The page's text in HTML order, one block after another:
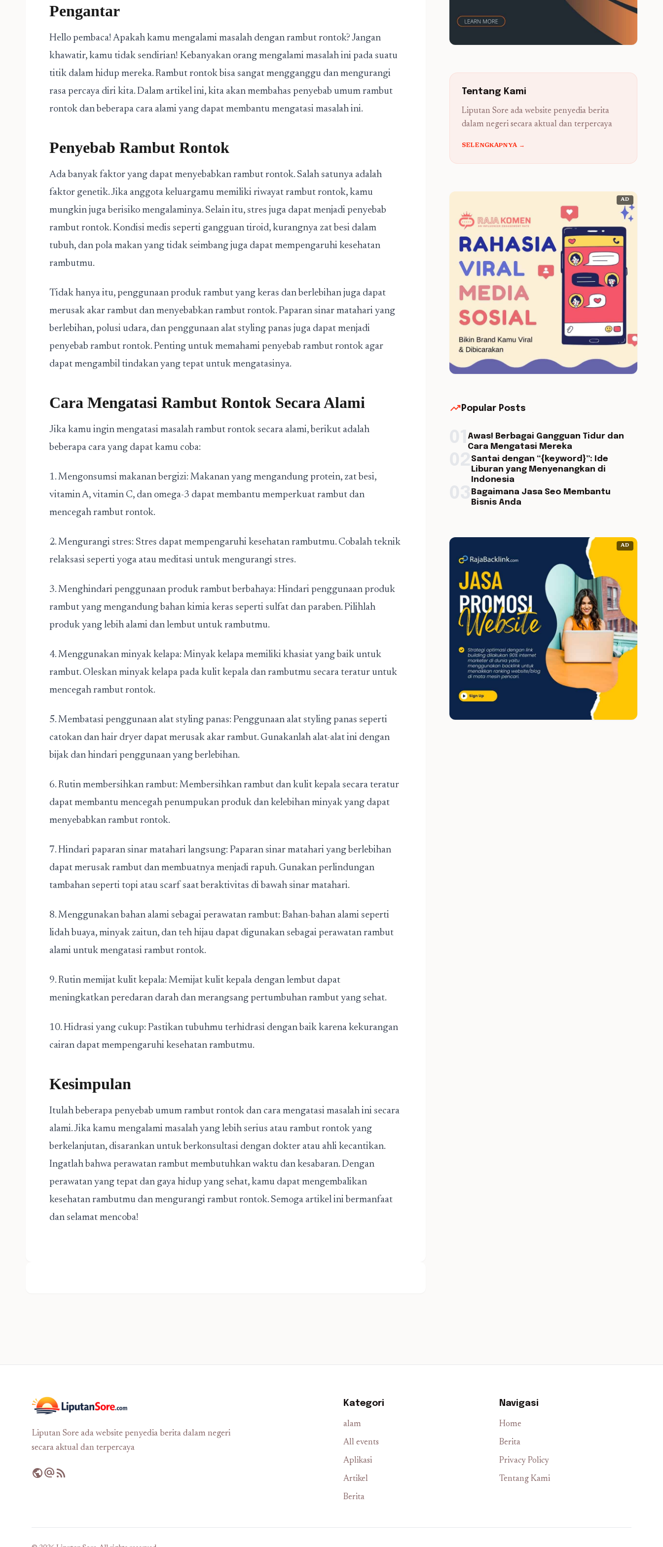
Pengantar
Hello pembaca! Apakah kamu mengalami masalah dengan rambut rontok? Jangan
khawatir, kamu tidak sendirian! Kebanyakan orang mengalami masalah ini pada suatu
titik dalam hidup mereka. Rambut rontok bisa sangat mengganggu dan mengurangi
rasa percaya diri kita. Dalam artikel ini, kita akan membahas penyebab umum rambut
rontok dan beberapa cara alami yang dapat membantu mengatasi masalah ini.
Penyebab Rambut Rontok
Ada banyak faktor yang dapat menyebabkan rambut rontok. Salah satunya adalah
faktor genetik. Jika anggota keluargamu memiliki riwayat rambut rontok, kamu
mungkin juga berisiko mengalaminya. Selain itu, stres juga dapat menjadi penyebab
rambut rontok. Kondisi medis seperti gangguan tiroid, kurangnya zat besi dalam
tubuh, dan pola makan yang tidak seimbang juga dapat mempengaruhi kesehatan
rambutmu.
Tidak hanya itu, penggunaan produk rambut yang keras dan berlebihan juga dapat
merusak akar rambut dan menyebabkan rambut rontok. Paparan sinar matahari yang
berlebihan, polusi udara, dan penggunaan alat styling panas juga dapat menjadi
penyebab rambut rontok. Penting untuk memahami penyebab rambut rontok agar
dapat mengambil tindakan yang tepat untuk mengatasinya.
Cara Mengatasi Rambut Rontok Secara Alami
Jika kamu ingin mengatasi masalah rambut rontok secara alami, berikut adalah
beberapa cara yang dapat kamu coba:
1. Mengonsumsi makanan bergizi: Makanan yang mengandung protein, zat besi,
vitamin A, vitamin C, dan omega-3 dapat membantu memperkuat rambut dan
mencegah rambut rontok.
2. Mengurangi stres: Stres dapat mempengaruhi kesehatan rambutmu. Cobalah teknik
relaksasi seperti yoga atau meditasi untuk mengurangi stres.
3. Menghindari penggunaan produk rambut berbahaya: Hindari penggunaan produk
rambut yang mengandung bahan kimia keras seperti sulfat dan paraben. Pilihlah
produk yang lebih alami dan lembut untuk rambutmu.
4. Menggunakan minyak kelapa: Minyak kelapa memiliki khasiat yang baik untuk
rambut. Oleskan minyak kelapa pada kulit kepala dan rambutmu secara teratur untuk
mencegah rambut rontok.
5. Membatasi penggunaan alat styling panas: Penggunaan alat styling panas seperti
catokan dan hair dryer dapat merusak akar rambut. Gunakanlah alat-alat ini dengan
bijak dan hindari penggunaan yang berlebihan.
6. Rutin membersihkan rambut: Membersihkan rambut dan kulit kepala secara teratur
dapat membantu mencegah penumpukan produk dan kelebihan minyak yang dapat
menyebabkan rambut rontok.
7. Hindari paparan sinar matahari langsung: Paparan sinar matahari yang berlebihan
dapat merusak rambut dan membuatnya menjadi rapuh. Gunakan perlindungan
tambahan seperti topi atau scarf saat beraktivitas di bawah sinar matahari.
8. Menggunakan bahan alami sebagai perawatan rambut: Bahan-bahan alami seperti
lidah buaya, minyak zaitun, dan teh hijau dapat digunakan sebagai perawatan rambut
alami untuk mengatasi rambut rontok.
9. Rutin memijat kulit kepala: Memijat kulit kepala dengan lembut dapat
meningkatkan peredaran darah dan merangsang pertumbuhan rambut yang sehat.
10. Hidrasi yang cukup: Pastikan tubuhmu terhidrasi dengan baik karena kekurangan
cairan dapat mempengaruhi kesehatan rambutmu.
Kesimpulan
Itulah beberapa penyebab umum rambut rontok dan cara mengatasi masalah ini secara
alami. Jika kamu mengalami masalah yang lebih serius atau rambut rontok yang
berkelanjutan, disarankan untuk berkonsultasi dengan dokter atau ahli kecantikan.
Ingatlah bahwa perawatan rambut membutuhkan waktu dan kesabaran. Dengan
perawatan yang tepat dan gaya hidup yang sehat, kamu dapat mengembalikan
kesehatan rambutmu dan mengurangi rambut rontok. Semoga artikel ini bermanfaat
dan selamat mencoba!
Tentang Kami
Liputan Sore ada website penyedia berita
dalam negeri secara aktual dan terpercaya
SELENGKAPNYA →
AD
trending_up Popular Posts
Awas! Berbagai Gangguan Tidur dan
Cara Mengatasi Mereka
Santai dengan “{keyword}”: Ide
Liburan yang Menyenangkan di
Indonesia
Bagaimana Jasa Seo Membantu
Bisnis Anda
AD
Liputan Sore ada website penyedia berita dalam negeri
secara aktual dan terpercaya
publicalternate_emailrss_feed
Kategori
alam
All events
Aplikasi
Artikel
Berita
Navigasi
Home
Berita
Privacy Policy
Tentang Kami